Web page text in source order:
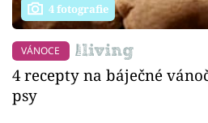
4 fotografie
VÁNOCE
4 recepty na báječné
psy